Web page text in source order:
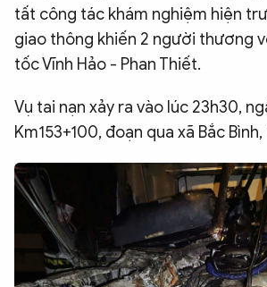
QUỐC TẾ
VĂN HÓA - THỂ THAO
BẠN ĐỌC & CAND
ĐA PHƯƠNG TIỆN
eMagazine
Video Ảnh
Infographic
tất công tác khám nghiệm hiện
giao thông khiến 2 người thương
tốc Vĩnh Hảo - Phan Thiết.
Vụ tai nạn xảy ra vào lúc 23h30,
Km153+100, đoạn qua xã Bắc